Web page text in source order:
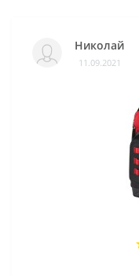
Николай
11.09.2021